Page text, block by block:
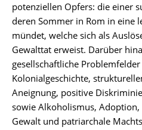
potenziellen Opfers: die einer
deren Sommer in Rom in eine
mündet, welche sich als
Gewalttat erweist. Darüber
gesellschaftliche
Kolonialgeschichte,
Aneignung, positive
sowie Alkoholismus,
Gewalt und patriarchale